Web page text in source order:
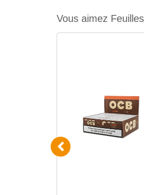
Vous aimez